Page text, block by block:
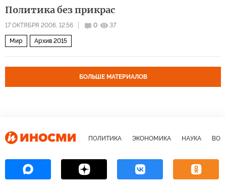
Политика без прикрас
17 ОКТЯБРЯ 2006, 12:56 0 37
Мир Архив 2015
БОЛЬШЕ МАТЕРИАЛОВ
ПОЛИТИКА ЭКОНОМИКА НАУКА